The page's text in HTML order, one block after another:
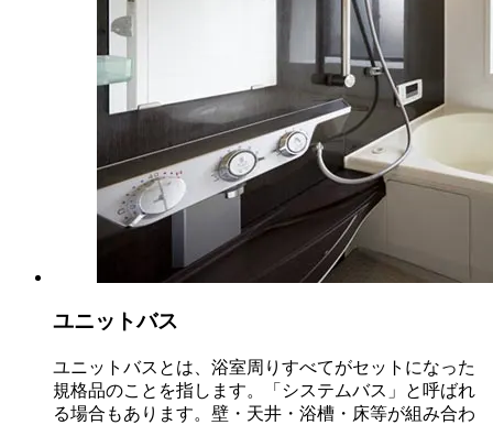
ユニットバス
ユニットバスとは、浴室周りすべてがセットになった
規格品のことを指します。「システムバス」と呼ばれ
る場合もあります。壁・天井・浴槽・床等が組み合わ